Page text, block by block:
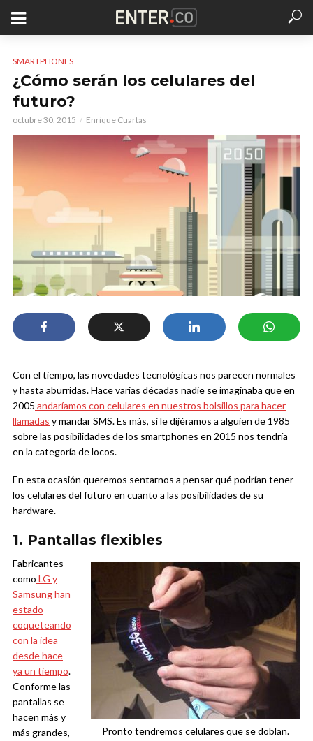
SMARTPHONES
¿Cómo serán los celulares del
futuro?
octubre 30, 2015 Enrique Cuartas
Con el tiempo, las novedades tecnológicas nos parecen normales
y hasta aburridas. Hace varias décadas nadie se imaginaba que en
2005 andaríamos con celulares en nuestros bolsillos para hacer
llamadas y mandar SMS. Es más, si le dijéramos a alguien de 1985
sobre las posibilidades de los smartphones en 2015 nos tendría
en la categoría de locos.
En esta ocasión queremos sentarnos a pensar qué podrían tener
los celulares del futuro en cuanto a las posibilidades de su
hardware.
1. Pantallas flexibles
Pronto tendremos celulares que se doblan.
Fabricantes
como LG y
Samsung han
estado
coqueteando
con la idea
desde hace
ya un tiempo.
Conforme las
pantallas se
hacen más y
más grandes,